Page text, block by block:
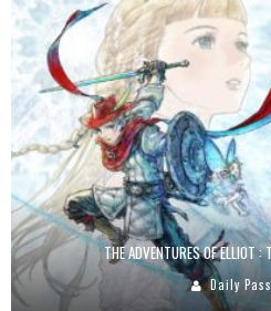
THE ADVENTURES OF ELLIOT :
Daily